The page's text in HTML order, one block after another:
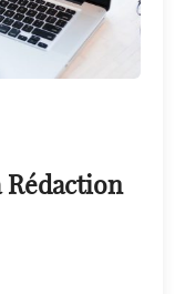
Rédaction